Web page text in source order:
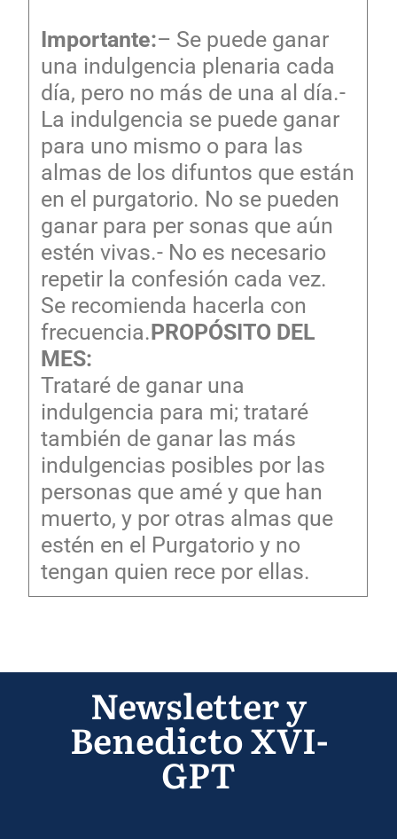
Importante:– Se puede ganar
una indulgencia plenaria cada
día, pero no más de una al día.-
La indulgencia se puede ganar
para uno mismo o para las
almas de los difuntos que están
en el purgatorio. No se pueden
ganar para per sonas que aún
estén vivas.- No es necesario
repetir la confesión cada vez.
Se recomienda hacerla con
frecuencia.PROPÓSITO DEL
MES:
Trataré de ganar una
indulgencia para mi; trataré
también de ganar las más
indulgencias posibles por las
personas que amé y que han
muerto, y por otras almas que
estén en el Purgatorio y no
tengan quien rece por ellas.
Newsletter y
Benedicto XVI-
GPT